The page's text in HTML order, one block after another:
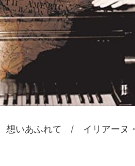
れて / イリアーヌ・